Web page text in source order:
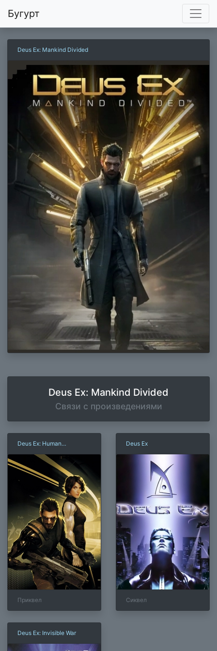
Бугурт
Deus Ex: Mankind Divided
Deus Ex: Mankind Divided
Связи с произведениями
Deus Ex: Human
Приквел
Deus Ex
Сиквел
Deus Ex: Invisible War